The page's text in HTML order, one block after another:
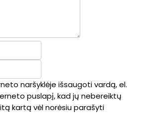
naršyklėje išsaugoti vardą, el.
puslapį, kad jų nebereiktų
kartą vėl norėsiu parašyti